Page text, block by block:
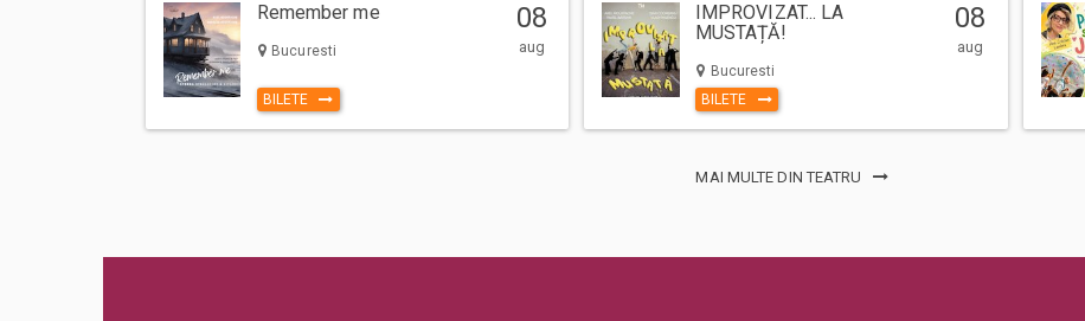
Remember me
Bucuresti
BILETE
08
aug
IMPROVIZAT... LA
MUSTAȚĂ!
Bucuresti
BILETE
08
aug
MAI MULTE DIN TEATRU